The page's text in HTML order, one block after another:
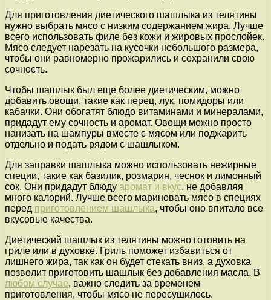
Для приготовления диетического шашлыка из телятины
нужно выбрать мясо с низким содержанием жира. Лучше
всего использовать филе без кожи и жировых прослойек.
Мясо следует нарезать на кусочки небольшого размера,
чтобы они равномерно прожарились и сохранили свою
сочность.
Чтобы шашлык был еще более диетическим, можно
добавить овощи, такие как перец, лук, помидоры или
кабачки. Они обогатят блюдо витаминами и минералами,
придадут ему сочность и аромат. Овощи можно просто
нанизать на шампуры вместе с мясом или поджарить
отдельно и подать рядом с шашлыком.
Для заправки шашлыка можно использовать нежирные
специи, такие как базилик, розмарин, чеснок и лимонный
сок. Они придадут блюду аромат и вкус, не добавляя
много калорий. Лучше всего мариновать мясо в специях
перед приготовлением шашлыка, чтобы оно впитало все
вкусовые качества.
Диетический шашлык из телятины можно готовить на
гриле или в духовке. Гриль поможет избавиться от
лишнего жира, так как он будет стекать вниз, а духовка
позволит приготовить шашлык без добавления масла. В
любом случае, важно следить за временем
приготовления, чтобы мясо не пересушилось.